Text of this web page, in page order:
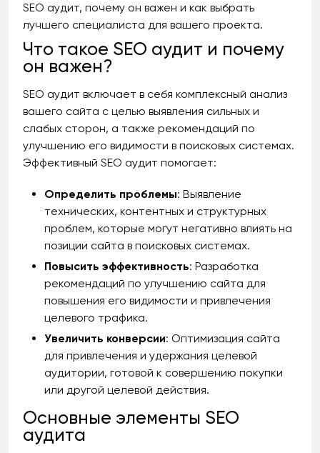
SEO аудит, почему он важен и как выбрать
лучшего специалиста для вашего проекта.
Что такое SEO аудит и почему
он важен?
SEO аудит включает в себя комплексный анализ
вашего сайта с целью выявления сильных и
слабых сторон, а также рекомендаций по
улучшению его видимости в поисковых системах.
Эффективный SEO аудит помогает:
Определить проблемы: Выявление
технических, контентных и структурных
проблем, которые могут негативно влиять на
позиции сайта в поисковых системах.
Повысить эффективность: Разработка
рекомендаций по улучшению сайта для
повышения его видимости и привлечения
целевого трафика.
Увеличить конверсии: Оптимизация сайта
для привлечения и удержания целевой
аудитории, готовой к совершению покупки
или другой целевой действия.
Основные элементы SEO
аудита